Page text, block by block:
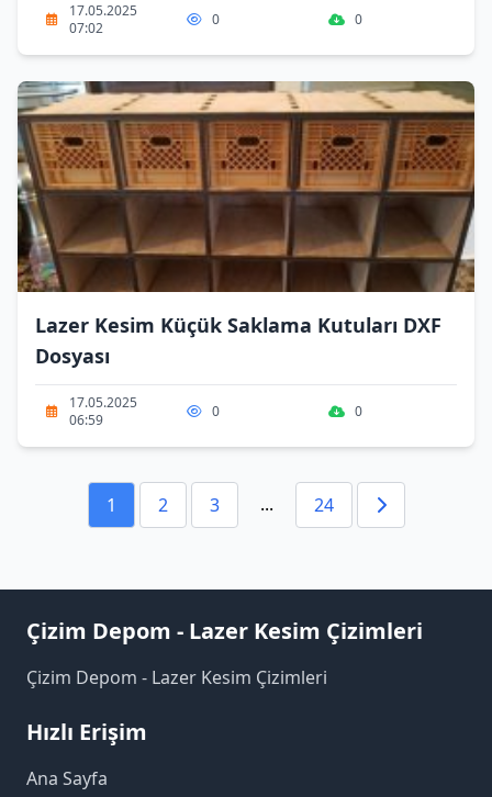
17.05.2025
07:02
0 0
Lazer Kesim Küçük Saklama Kutuları DXF
Dosyası
17.05.2025
06:59
0 0
1 2 3 ... 24
Çizim Depom - Lazer Kesim Çizimleri
Çizim Depom - Lazer Kesim Çizimleri
Hızlı Erişim
Ana Sayfa